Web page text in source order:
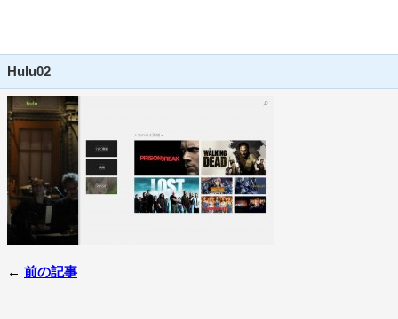
Hulu02
← 前の記事